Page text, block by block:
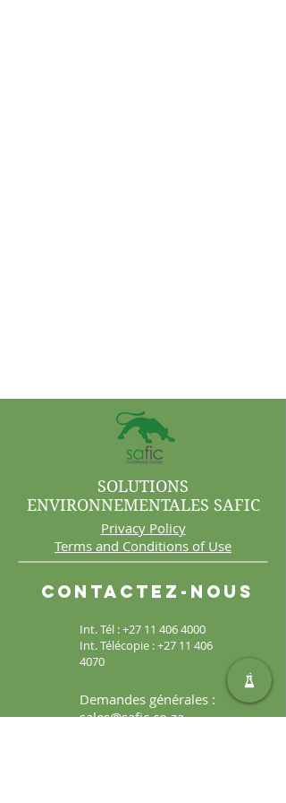
Int. Tél :+27 11 406 4000
Int. Télécopie :+27 11 406
4070
Contactez-nous
Demandes générales :
sales@safic.co.za
SOLUTIONS
ENVIRONNEMENTALES SAFIC
Privacy Policy
Terms and Conditions of Use